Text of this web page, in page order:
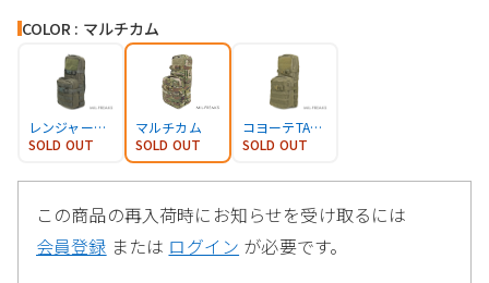
COLOR : マルチカム
レンジャーグリーン
SOLD OUT
マルチカム
SOLD OUT
コヨーテTAN (TAN499)
SOLD OUT
この商品の再入荷時にお知らせを受け取るには
会員登録 または ログイン が必要です。